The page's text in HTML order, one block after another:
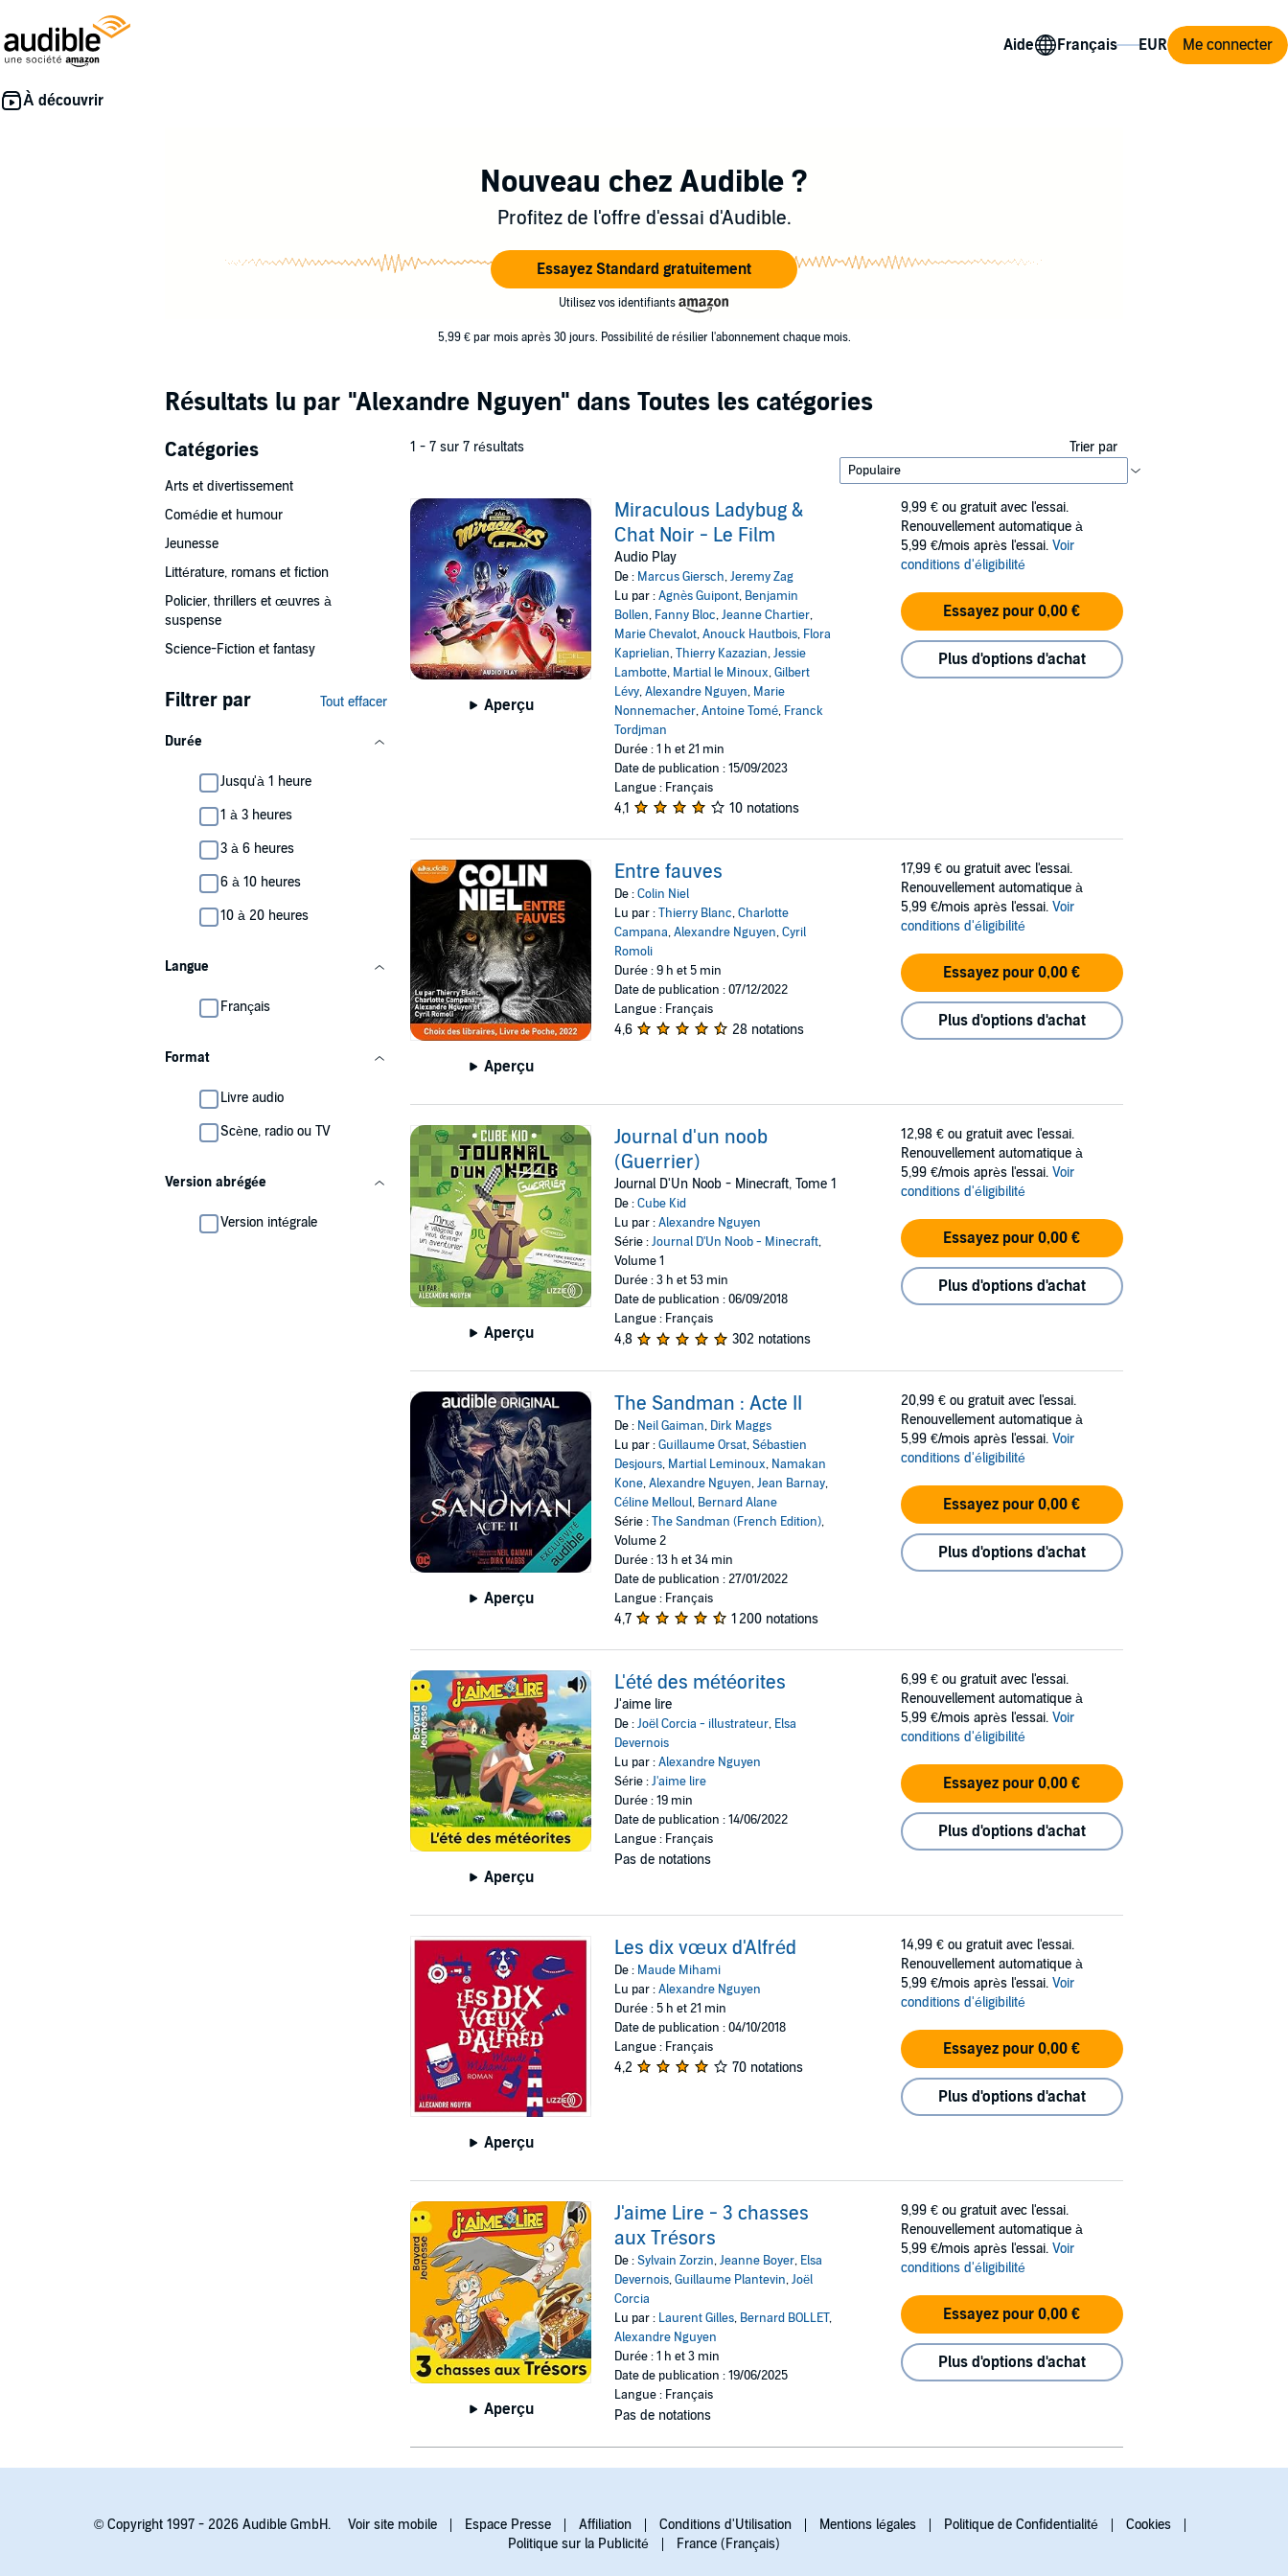
Aide Me connecter
Nouveau chez Audible ?
Profitez de l'offre d'essai d'Audible.
Essayez Standard gratuitement
Utilisez vos identifiants
5,99 € par mois après 30 jours. Possibilité de résilier l'abonnement chaque mois.
Résultats lu par "Alexandre Nguyen" dans Toutes les catégories
Catégories
Arts et divertissement
Comédie et humour
Jeunesse
Littérature, romans et fiction
Policier, thrillers et œuvres à
suspense
Science-Fiction et fantasy
Filtrer par Tout effacer
Durée
Jusqu'à 1 heure
1 à 3 heures
3 à 6 heures
6 à 10 heures
10 à 20 heures
Langue
Français
Format
Livre audio
Scène, radio ou TV
Version abrégée
Version intégrale
1 - 7 sur 7 résultats Trier par
Aperçu
Miraculous Ladybug &
Chat Noir - Le Film
Audio Play
De : Marcus Giersch,Jeremy Zag
Lu par :Agnès Guipont, Benjamin
Bollen, Fanny Bloc,Jeanne Chartier,
Marie Chevalot,Anouck Hautbois, Flora
Kaprielian,Thierry Kazazian,Jessie
Lambotte, Martial le Minoux,Gilbert
Lévy,Alexandre Nguyen, Marie
Nonnemacher,Antoine Tomé, Franck
Tordjman
Durée : 1 h et 21 min
Date de publication : 15/09/2023
Langue : Français
4,1 10 notations
9,99 € ou gratuit avec l'essai.
Renouvellement automatique à
5,99 €/mois après l'essai. Voir
conditions d'éligibilité
Essayez pour 0,00 €
Plus d'options d'achat
Aperçu
Entre fauves
De :Colin Niel
Lu par :Thierry Blanc,Charlotte
Campana,Alexandre Nguyen,Cyril
Romoli
Durée : 9 h et 5 min
Date de publication : 07/12/2022
Langue : Français
4,6 28 notations
17,99 € ou gratuit avec l'essai.
Renouvellement automatique à
5,99 €/mois après l'essai. Voir
conditions d'éligibilité
Essayez pour 0,00 €
Plus d'options d'achat
Aperçu
Journal d'un noob
(Guerrier)
Journal D'Un Noob - Minecraft, Tome 1
De :Cube Kid
Lu par :Alexandre Nguyen
Série :Journal D'Un Noob - Minecraft,
Volume 1
Durée : 3 h et 53 min
Date de publication : 06/09/2018
Langue : Français
4,8 302 notations
12,98 € ou gratuit avec l'essai.
Renouvellement automatique à
5,99 €/mois après l'essai. Voir
conditions d'éligibilité
Essayez pour 0,00 €
Plus d'options d'achat
Aperçu
The Sandman : Acte II
De : Neil Gaiman, Dirk Maggs
Lu par :Guillaume Orsat,Sébastien
Desjours, Martial Leminoux, Namakan
Kone,Alexandre Nguyen,Jean Barnay,
Céline Melloul, Bernard Alane
Série :The Sandman (French Edition),
Volume 2
Durée : 13 h et 34 min
Date de publication : 27/01/2022
Langue : Français
4,7 1 200 notations
20,99 € ou gratuit avec l'essai.
Renouvellement automatique à
5,99 €/mois après l'essai. Voir
conditions d'éligibilité
Essayez pour 0,00 €
Plus d'options d'achat
Aperçu
L'été des météorites
J'aime lire
De :Joël Corcia - illustrateur, Elsa
Devernois
Lu par :Alexandre Nguyen
Série :J'aime lire
Durée : 19 min
Date de publication : 14/06/2022
Langue : Français
Pas de notations
6,99 € ou gratuit avec l'essai.
Renouvellement automatique à
5,99 €/mois après l'essai. Voir
conditions d'éligibilité
Essayez pour 0,00 €
Plus d'options d'achat
Aperçu
Les dix vœux d'Alfréd
De : Maude Mihami
Lu par :Alexandre Nguyen
Durée : 5 h et 21 min
Date de publication : 04/10/2018
Langue : Français
4,2 70 notations
14,99 € ou gratuit avec l'essai.
Renouvellement automatique à
5,99 €/mois après l'essai. Voir
conditions d'éligibilité
Essayez pour 0,00 €
Plus d'options d'achat
Aperçu
J'aime Lire - 3 chasses
aux Trésors
De :Sylvain Zorzin,Jeanne Boyer, Elsa
Devernois,Guillaume Plantevin,Joël
Corcia
Lu par : Laurent Gilles, Bernard BOLLET,
Alexandre Nguyen
Durée : 1 h et 3 min
Date de publication : 19/06/2025
Langue : Français
Pas de notations
9,99 € ou gratuit avec l'essai.
Renouvellement automatique à
5,99 €/mois après l'essai. Voir
conditions d'éligibilité
Essayez pour 0,00 €
Plus d'options d'achat
© Copyright 1997 - 2026 Audible GmbH. Voir site mobile Espace Presse Affiliation Conditions d'Utilisation Mentions légales Politique de Confidentialité
Cookies
Politique sur la Publicité
France (Français)